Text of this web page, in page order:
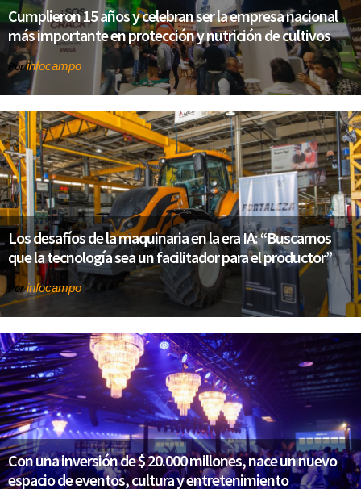
Cumplieron 15 años y celebran ser la empresa nacional
más importante en protección y nutrición de cultivos
Porinfocampo
Los desafíos de la maquinaria en la era IA: “Buscamos
que la tecnología sea un facilitador para el productor”
Porinfocampo
Con una inversión de $ 20.000 millones, nace un nuevo
espacio de eventos, cultura y entretenimiento